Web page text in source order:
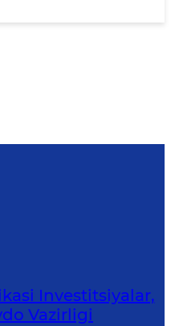
Investitsiyalar,
Vazirligi